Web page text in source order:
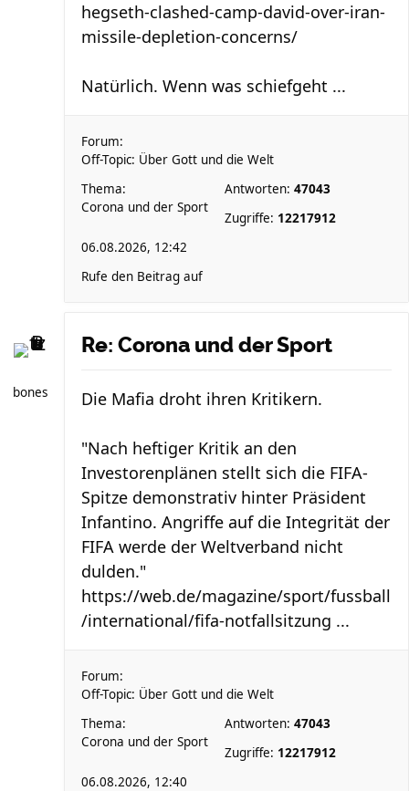
hegseth-clashed-camp-david-over-iran-
missile-depletion-concerns/
Natürlich. Wenn was schiefgeht ...
Forum:
Off-Topic: Über Gott und die Welt
Thema:
Corona und der Sport
Antworten: 47043
Zugriffe: 12217912
06.08.2026, 12:42
Rufe den Beitrag auf
bones
Re: Corona und der Sport
Die Mafia droht ihren Kritikern.
"Nach heftiger Kritik an den
Investorenplänen stellt sich die FIFA-
Spitze demonstrativ hinter Präsident
Infantino. Angriffe auf die Integrität der
FIFA werde der Weltverband nicht
dulden."
https://web.de/magazine/sport/fussball
/international/fifa-notfallsitzung ...
Forum:
Off-Topic: Über Gott und die Welt
Thema:
Corona und der Sport
Antworten: 47043
Zugriffe: 12217912
06.08.2026, 12:40